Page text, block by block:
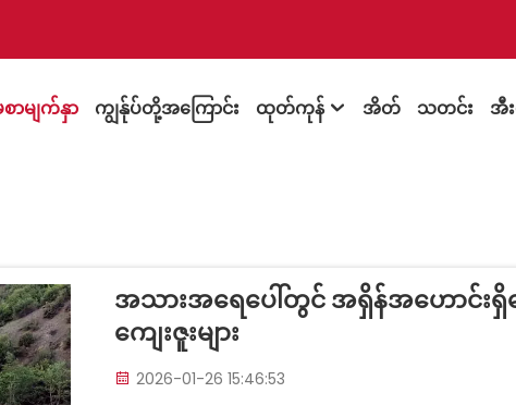
ာမျက်နှာ ကျွန်ုပ်တို့အကြောင်း ထုတ်ကုန်  အိတ် သတင်း အီ
အသားအရေပေါ်တွင် အရှိန်အဟောင်းရှိ
ကျေးဇူးများ
2026-01-26 15:46:53